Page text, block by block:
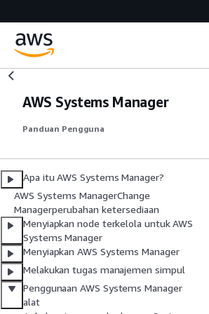
AWS Systems Manager
Panduan Pengguna
Apa itu AWS Systems Manager?
AWS Systems ManagerChange
Managerperubahan ketersediaan
Menyiapkan node terkelola untuk AWS
Systems Manager
Menyiapkan AWS Systems Manager
Melakukan tugas manajemen simpul
Penggunaan AWS Systems Manager
alat